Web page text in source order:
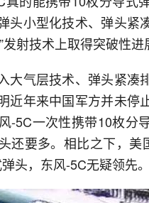
头小型化技术、弹头紧
射技术上取得突破性进
大气层技术、弹头紧凑
近年来中国军方并未停
-5C一次性携带10枚分
还要多。相比之下，
头，东风-5C无疑领先。